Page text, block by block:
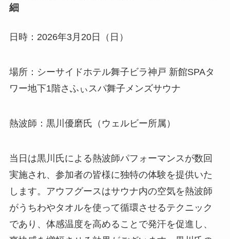
細
日時：2026年3月20日（日）
場所：シーサイドホテル舞子ビラ神戸 新館SPAタ
ワー地下1階さふぃスパ舞子メンズサウナ
熱波師：黒川優磨氏（ウェルビー所属）
当日は黒川氏による熱波師パフォーマンスが数回
実施され、参加者の皆様に独特の体験を提供いた
します。アウフグースはサウナ内の空気を熱波師
がうちわやタオルを使って循環させるテクニック
であり、体感温度を高めることで発汗を促進し、